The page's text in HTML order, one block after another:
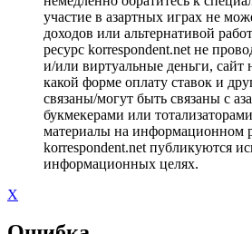
участие в азартных играх не
доходов или альтернативой
ресурс korrespondent.net не
и/или виртуальные деньги, сайт
какой форме оплату ставок и
связаны/могут быть связаны с
букмекерами или
материалы на информационном
korrespondent.net публикуются
информационных целях.
X